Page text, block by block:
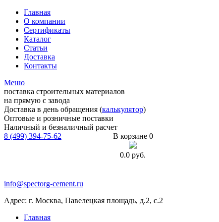
Главная
О компании
Сертификаты
Каталог
Статьи
Доставка
Контакты
Меню
поставка строительных материалов
на прямую с завода
Доставка в день обращения (калькулятор)
Оптовые и розничные поставки
Наличный и безналичный расчет
8 (499) 394-75-62
В корзине 0
0.0 руб.
info@spectorg-cement.ru
Адрес: г. Москва, Павелецкая площадь, д.2, с.2
Главная